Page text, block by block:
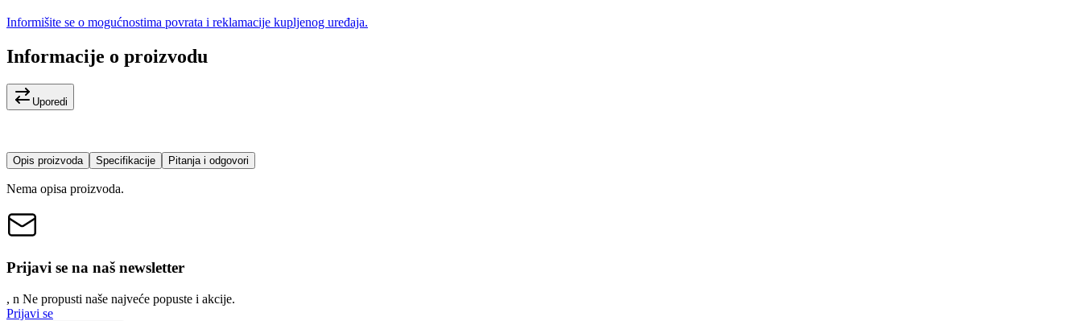
Informišite se o mogućnostima povrata i reklamacije kupljenog uređaja.
Informacije o proizvodu
Uporedi
Opis proizvoda Specifikacije Pitanja i odgovori
Nema opisa proizvoda.
Prijavi se na naš newsletter
, n Ne propusti naše najveće popuste i akcije.
Prijavi se